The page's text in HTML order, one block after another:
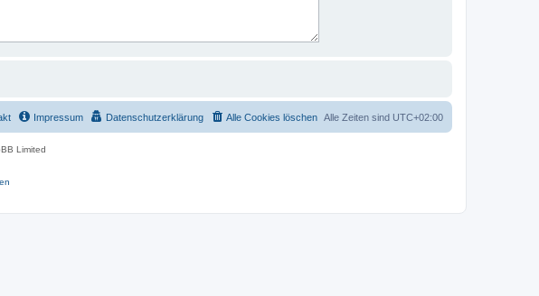
Alle Zeiten sind UTC+02:00
Alle Cookies löschen
Datenschutzerklärung
Impressum
Limited